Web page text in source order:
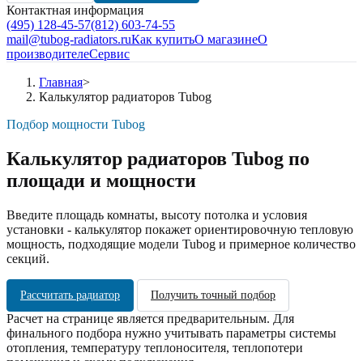
Контактная информация
(495) 128-45-57(812) 603-74-55
mail@tubog-radiators.ruКак купитьО магазинеО
производителеСервис
Главная>
Калькулятор радиаторов Tubog
Подбор мощности Tubog
Калькулятор радиаторов Tubog по
площади и мощности
Введите площадь комнаты, высоту потолка и условия
установки - калькулятор покажет ориентировочную тепловую
мощность, подходящие модели Tubog и примерное количество
секций.
Рассчитать радиатор Получить точный подбор
Расчет на странице является предварительным. Для
финального подбора нужно учитывать параметры системы
отопления, температуру теплоносителя, теплопотери